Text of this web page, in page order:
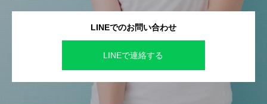
LINEでのお問い合わせ
LINEで連絡する